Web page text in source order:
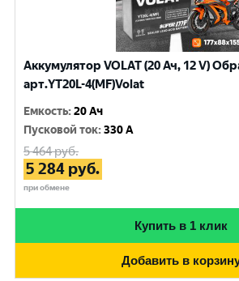
Аккумулятор VOLAT (20 Ач, 12 V)
арт.YT20L-4(MF)Volat
Емкость:20 Ач
Пусковой ток:330 A
5 464руб.
5 284 руб.
при обмене
Купить в 1 клик
Добавить в